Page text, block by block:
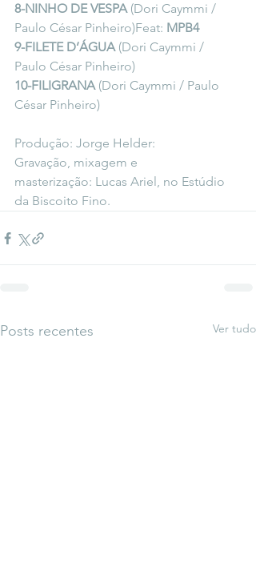
8-NINHO DE VESPA (Dori Caymmi /
Paulo César Pinheiro)Feat: MPB4
9-FILETE D’ÁGUA (Dori Caymmi /
Paulo César Pinheiro)
10-FILIGRANA (Dori Caymmi / Paulo
César Pinheiro)
Produção: Jorge Helder:
Gravação, mixagem e
masterização: Lucas Ariel, no Estúdio
da Biscoito Fino.
Posts recentes Ver tudo